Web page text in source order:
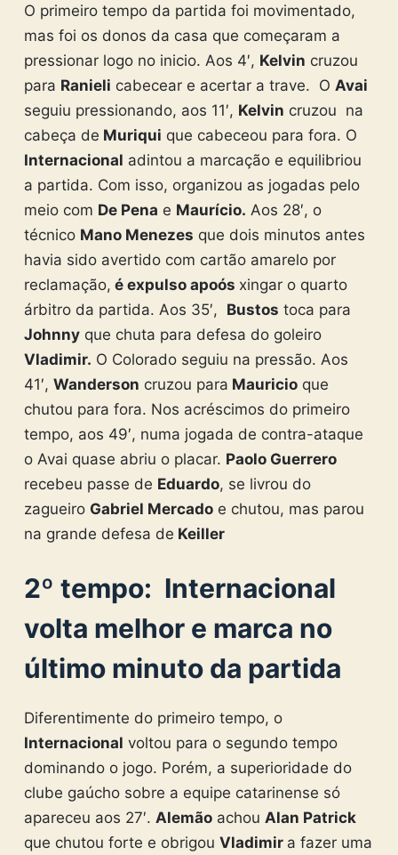
O primeiro tempo da partida foi movimentado,
mas foi os donos da casa que começaram a
pressionar logo no inicio. Aos 4′, Kelvin cruzou
para Ranieli cabecear e acertar a trave. O Avai
seguiu pressionando, aos 11′, Kelvin cruzou na
cabeça de Muriqui que cabeceou para fora. O
Internacional adintou a marcação e equilibriou
a partida. Com isso, organizou as jogadas pelo
meio com De Pena e Maurício. Aos 28′, o
técnico Mano Menezes que dois minutos antes
havia sido avertido com cartão amarelo por
reclamação, é expulso apoós xingar o quarto
árbitro da partida. Aos 35′, Bustos toca para
Johnnyque chuta para defesa do goleiro
Vladimir. O Colorado seguiu na pressão. Aos
41′, Wanderson cruzou para Mauricioque
chutou para fora. Nos acréscimos do primeiro
tempo, aos 49′, numa jogada de contra-ataque
o Avai quase abriu o placar. Paolo Guerrero
recebeu passe de Eduardo, se livrou do
zagueiro Gabriel Mercadoe chutou, mas parou
na grande defesa de Keiller
2º tempo: Internacional
volta melhor e marca no
último minuto da partida
Diferentimente do primeiro tempo, o
Internacional voltou para o segundo tempo
dominando o jogo. Porém, a superioridade do
clube gaúcho sobre a equipe catarinense só
apareceu aos 27′. Alemãoachou Alan Patrick
que chutou forte e obrigou Vladimir a fazer uma